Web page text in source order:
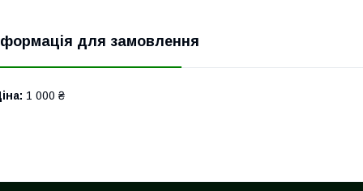
для замовлення
1 000 ₴